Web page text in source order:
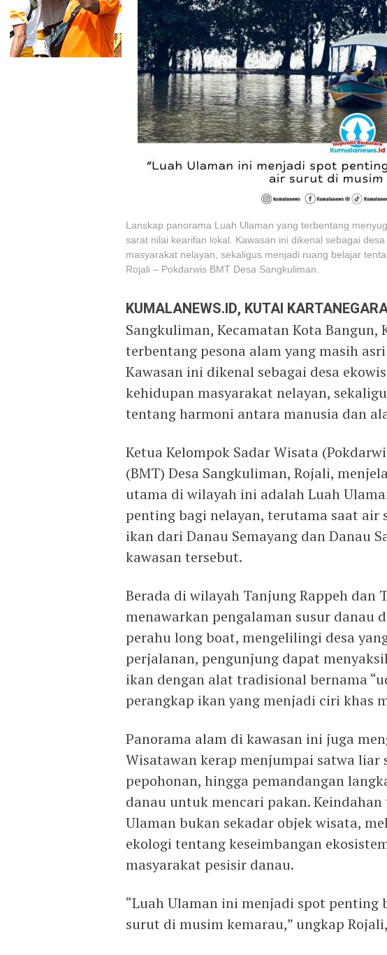
Lanskap panorama Luah Ulaman yang terbentang
sarat nilai kearifan lokal. Kawasan ini dikenal sebagai
masyarakat nelayan, sekaligus menjadi ruang belajar
Rojali – Pokdarwis BMT Desa Sangkuliman.
KUMALANEWS.ID, KUTAI
Sangkuliman, Kecamatan Kota
terbentang pesona alam yang masih
Kawasan ini dikenal sebagai desa
kehidupan masyarakat nelayan,
tentang harmoni antara manusia dan
Ketua Kelompok Sadar Wisata
(BMT) Desa Sangkuliman, Rojali,
utama di wilayah ini adalah Luah
penting bagi nelayan, terutama saat
ikan dari Danau Semayang dan Danau
kawasan tersebut.
Berada di wilayah Tanjung Rappeh dan
menawarkan pengalaman susur danau
perahu long boat, mengelilingi desa
perjalanan, pengunjung dapat
ikan dengan alat tradisional bernama
perangkap ikan yang menjadi ciri khas
Panorama alam di kawasan ini juga
Wisatawan kerap menjumpai satwa
pepohonan, hingga pemandangan
danau untuk mencari pakan.
Ulaman bukan sekadar objek wisata,
ekologi tentang keseimbangan
masyarakat pesisir danau.
“Luah Ulaman ini menjadi spot penting
surut di musim kemarau,” ungkap